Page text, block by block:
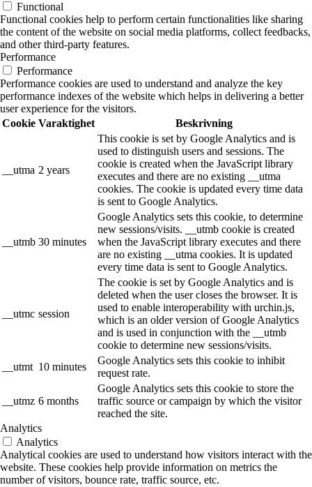
Functional
Functional cookies help to perform certain functionalities like sharing
the content of the website on social media platforms, collect feedbacks,
and other third-party features.
Performance
Performance
Performance cookies are used to understand and analyze the key
performance indexes of the website which helps in delivering a better
user experience for the visitors.
Cookie Varaktighet Beskrivning
__utma 2 years
This cookie is set by Google Analytics and is
used to distinguish users and sessions. The
cookie is created when the JavaScript library
executes and there are no existing __utma
cookies. The cookie is updated every time data
is sent to Google Analytics.
__utmb 30 minutes
Google Analytics sets this cookie, to determine
new sessions/visits. __utmb cookie is created
when the JavaScript library executes and there
are no existing __utma cookies. It is updated
every time data is sent to Google Analytics.
__utmc session
The cookie is set by Google Analytics and is
deleted when the user closes the browser. It is
used to enable interoperability with urchin.js,
which is an older version of Google Analytics
and is used in conjunction with the __utmb
cookie to determine new sessions/visits.
__utmt 10 minutes
Google Analytics sets this cookie to inhibit
request rate.
__utmz 6 months
Google Analytics sets this cookie to store the
traffic source or campaign by which the visitor
reached the site.
Analytics
Analytics
Analytical cookies are used to understand how visitors interact with the
website. These cookies help provide information on metrics the
number of visitors, bounce rate, traffic source, etc.